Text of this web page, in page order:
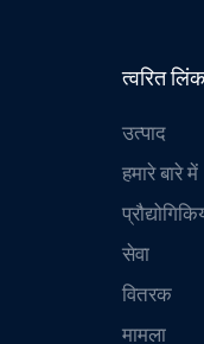
त्वरित लिंक
उत्पाद
हमारे बारे में
सेवा
वितरक
मामला